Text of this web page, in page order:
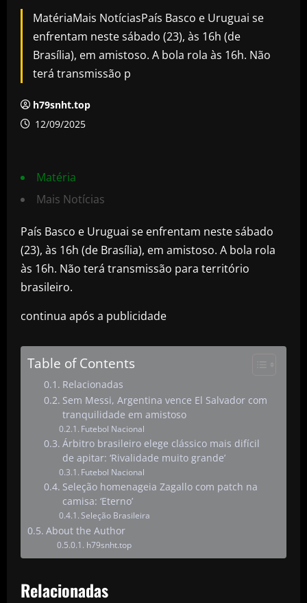
MatériaMais NotíciasPaís Basco e Uruguai se
enfrentam neste sábado (23), às 16h (de
Brasília), em amistoso. A bola rola às 16h. Não
terá transmissão p
h79snht.top
12/09/2025
Matéria
Mais Notícias
País Basco e Uruguai se enfrentam neste sábado
(23), às 16h (de Brasília), em amistoso. A bola rola
às 16h. Não terá transmissão para território
brasileiro.
continua após a publicidade
Table of Contents
Relacionadas
Sem Messi, Argentina vence El Salvador com
tranquilidade em amistoso
Futebol Nacional
Árbitro brasileiro elege clássico mais difícil
de apitar: ‘Rivalidade muito grande’
Futebol Nacional
Seleção homenageia Zagallo com patch na
camisa: ‘Eterno’
Seleção Brasileira
About the Author
h79snht.top
Relacionadas